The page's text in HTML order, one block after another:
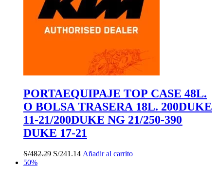
PORTAEQUIPAJE TOP CASE 48L.
O BOLSA TRASERA 18L. 200DUKE
11-21/200DUKE NG 21/250-390
DUKE 17-21
S/482.29 El
S/241.14ElAñadir al carrito
50%